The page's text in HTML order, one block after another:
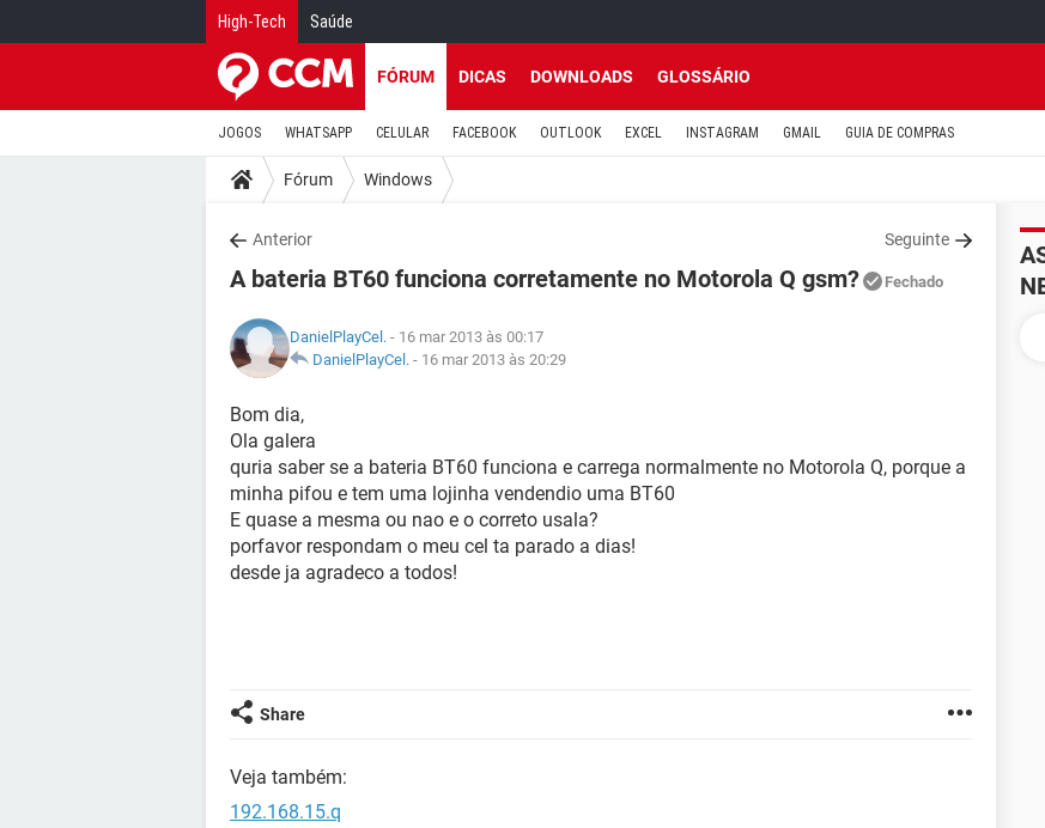
High-Tech Saúde
FÓRUM DICAS DOWNLOADS GLOSSÁRIO
JOGOS WHATSAPP CELULAR FACEBOOK OUTLOOK EXCEL INSTAGRAM GMAIL GUIA DE COMPRAS
Fórum Windows
Anterior Seguinte
A bateria BT60 funciona corretamente no Motorola Q gsm? Fechado
DanielPlayCel. - 16 mar 2013 às 00:17
DanielPlayCel. - 16 mar 2013 às 20:29
Bom dia,
Ola galera
quria saber se a bateria BT60 funciona e carrega normalmente no Motorola Q, porque a
minha pifou e tem uma lojinha vendendio uma BT60
E quase a mesma ou nao e o correto usala?
porfavor respondam o meu cel ta parado a dias!
desde ja agradeco a todos!
Share
Veja também:
192.168.15.q